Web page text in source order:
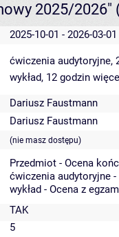
2025/2026"
2025-10-01 - 2026-03-01
ćwiczenia audytoryjne,
wykład, 12 godzin
Dariusz Faustmann
Dariusz Faustmann
(nie masz dostępu)
Przedmiot - Ocena
ćwiczenia audytoryjne
wykład - Ocena z
TAK
5